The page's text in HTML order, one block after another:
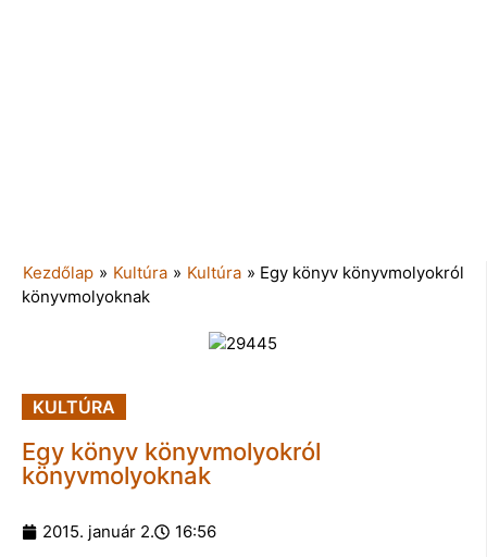
Kezdőlap » Kultúra » Kultúra » Egy könyv könyvmolyokról
könyvmolyoknak
KULTÚRA
Egy könyv könyvmolyokról
könyvmolyoknak
2015. január 2. 16:56